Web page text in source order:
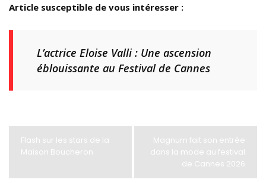
Article susceptible de vous intéresser :
L’actrice Eloise Valli : Une ascension
éblouissante au Festival de Cannes
Flash sur les stars de la
Maison Boucheron
Magnum fait son entrée
dans la mode au festival
de Cannes 2026